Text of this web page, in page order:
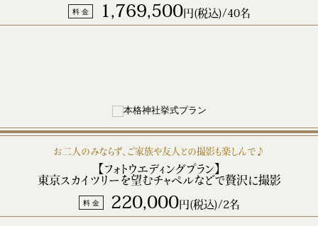
料 金 1,769,500円(税込)/40名
お二人のみならず、ご家族や友人との撮影も楽しんで♪
【フォトウエディングプラン】
東京スカイツリーを望むチャペルなどで贅沢に撮影
料 金 220,000円(税込)/2名